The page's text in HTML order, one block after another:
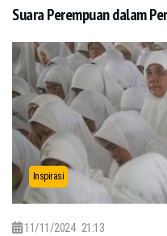
Suara Perempuan dalam
Inspirasi
11/11/2024 21:13